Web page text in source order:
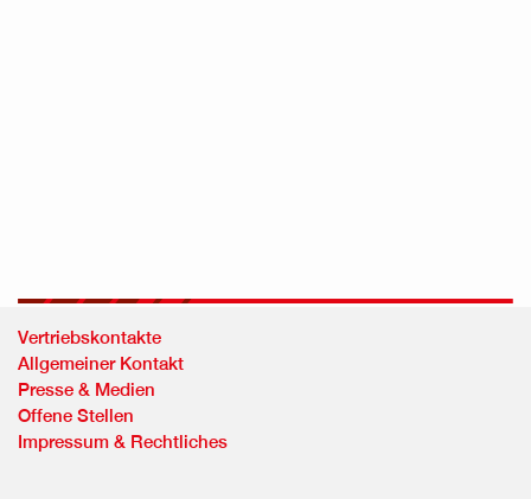
Vertriebskontakte
Allgemeiner Kontakt
Presse & Medien
Offene Stellen
Impressum & Rechtliches